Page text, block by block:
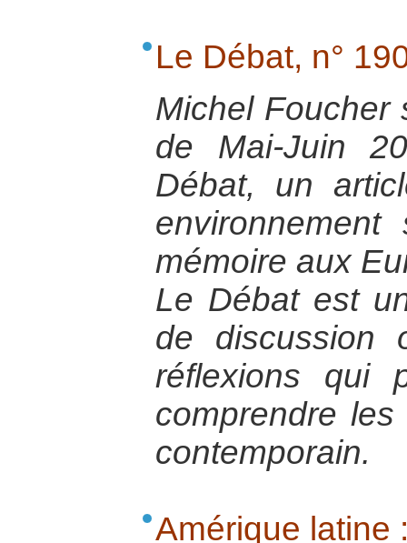
Le Débat, n°
Michel Foucher
de Mai-Juin
Débat, un
mémoire aux
Le Débat est
de discussion
réflexions qui
comprendre
contemporain.
Amérique latine